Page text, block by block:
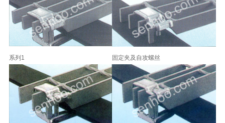
系列1 固定夹及自攻螺丝